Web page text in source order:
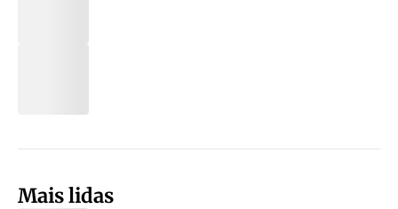
Mais lidas